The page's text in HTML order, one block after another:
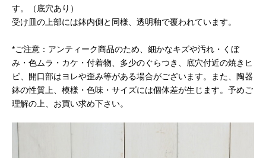
す。（底穴あり）
受け皿の上部には鉢内側と同様、透明釉で覆われています。
*ご注意：アンティーク商品のため、細かなキズや汚れ・くぼ
み・色ムラ・カケ・付着物、多少のぐらつき、底穴付近の焼きヒ
ビ、開口部はヨレや歪み等がある場合がございます。また、陶器
鉢の性質上、模様・色味・サイズには個体差が生じます。予めご
理解の上、お買い求め下さい。